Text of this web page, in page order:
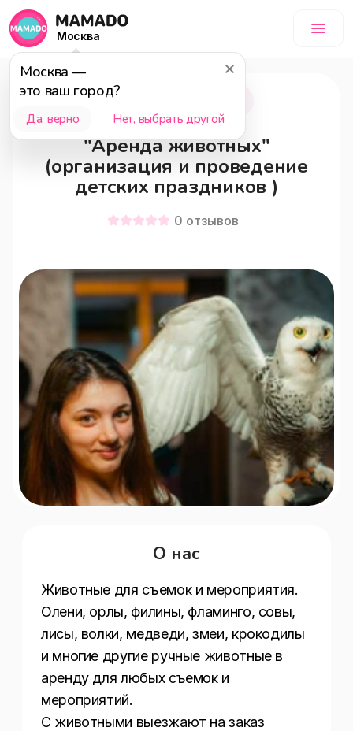
Москва
Москва —
это ваш город?
Да, верно Нет, выбрать другой
Москва
"Аренда животных"
(организация и проведение
детских праздников )
0 отзывов
О нас
Животные для съемок и мероприятия.
Олени, орлы, филины, фламинго, совы,
лисы, волки, медведи, змеи, крокодилы
и многие другие ручные животные в
аренду для любых съемок и
мероприятий.
С животными выезжают на заказ